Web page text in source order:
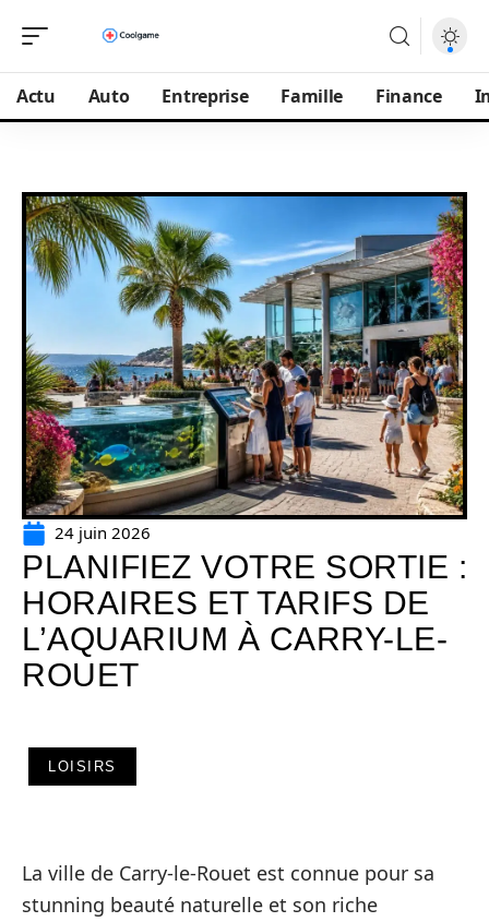
Actu Auto Entreprise Famille Finance
24 juin 2026
PLANIFIEZ VOTRE SORTIE :
HORAIRES ET TARIFS DE
L’AQUARIUM À CARRY-LE-
ROUET
LOISIRS
La ville de Carry-le-Rouet est connue pour sa
stunning beauté naturelle et son riche